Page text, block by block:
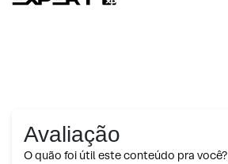
Avaliação
O quão foi útil este conteúdo pra você?